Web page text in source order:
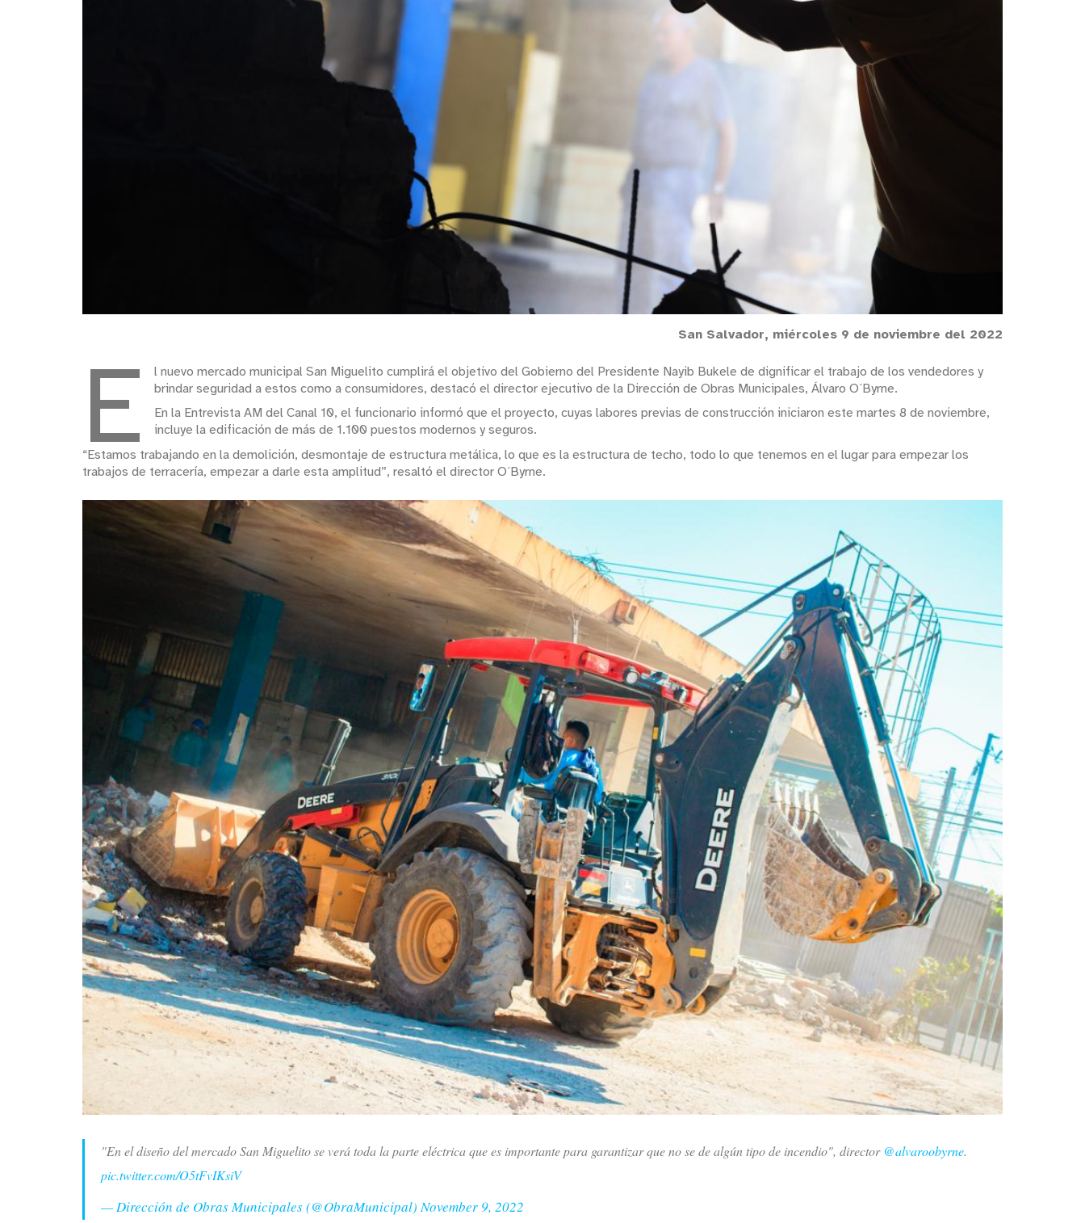
San Salvador, miércoles 9 de noviembre del 2022
E
l nuevo mercado municipal San Miguelito cumplirá el objetivo del Gobierno del Presidente Nayib Bukele de dignificar el trabajo de los vendedores y
brindar seguridad a estos como a consumidores, destacó el director ejecutivo de la Dirección de Obras Municipales, Álvaro O´Byrne.
En la Entrevista AM del Canal 10, el funcionario informó que el proyecto, cuyas labores previas de construcción iniciaron este martes 8 de noviembre,
incluye la edificación de más de 1.100 puestos modernos y seguros.
“Estamos trabajando en la demolición, desmontaje de estructura metálica, lo que es la estructura de techo, todo lo que tenemos en el lugar para empezar los
trabajos de terracería, empezar a darle esta amplitud”, resaltó el director O´Byrne.
"En el diseño del mercado San Miguelito se verá toda la parte eléctrica que es importante para garantizar que no se de algún tipo de incendio", director @alvaroobyrne.
pic.twitter.com/O5tFvIKsiV
— Dirección de Obras Municipales (@ObraMunicipal)November 9, 2022